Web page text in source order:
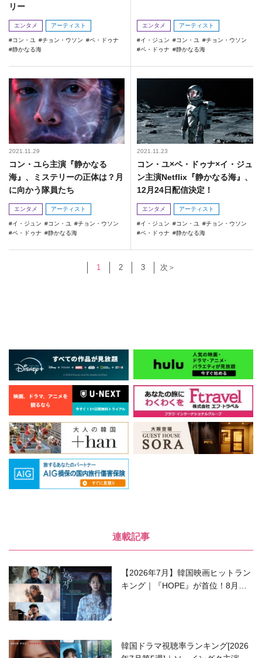
リー
エンタメ アーティスト
コン・ユ チョン・ウソン
ペ・ドゥナ
静かなる海
エンタメ アーティスト
イ・ジュン コン・ユ
チョン・ウソン
ペ・ドゥナ
静かなる海
2021.11.29
コン・ユら主演『静かなる
海』、ミステリーの正体は？月
に向かう隊員たち
エンタメ アーティスト
イ・ジュン コン・ユ
チョン・ウソン
ペ・ドゥナ
静かなる海
2021.11.23
コン・ユ×ペ・ドゥナ×イ・ジュ
ン主演Netflix『静かなる海』、
12月24日配信決定！
エンタメ アーティスト
イ・ジュン コン・ユ
チョン・ウソン
ペ・ドゥナ
静かなる海
1 2 3 次＞
連載記事
【2026年7月】韓国映画ヒットラン
キング｜『HOPE』が首位！8月公
韓国ドラマ視聴率ランキング[2026